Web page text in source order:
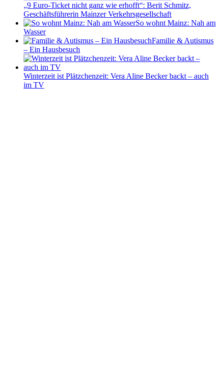
„9 Euro-Ticket nicht ganz wie erhofft“: Berit Schmitz,
Geschäftsführerin Mainzer Verkehrsgesellschaft
So wohnt Mainz: Nah am
Wasser
Familie & Autismus
– Ein Hausbesuch
Winterzeit ist Plätzchenzeit: Vera Aline Becker backt – auch
im TV